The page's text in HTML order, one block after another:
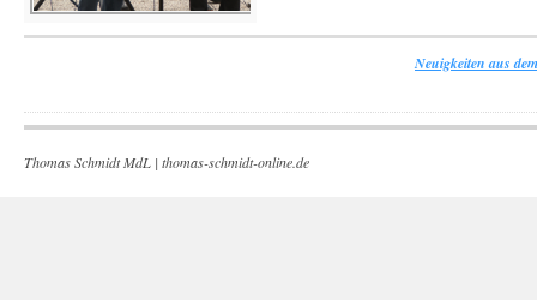
Neuigkeiten aus
Thomas Schmidt MdL | thomas-schmidt-online.de